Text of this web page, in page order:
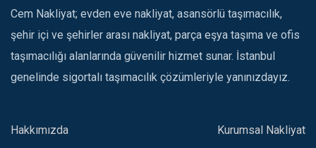
Cem Nakliyat; evden eve nakliyat, asansörlü taşımacılık,
şehir içi ve şehirler arası nakliyat, parça eşya taşıma ve ofis
taşımacılığı alanlarında güvenilir hizmet sunar. İstanbul
genelinde sigortalı taşımacılık çözümleriyle yanınızdayız.
Hakkımızda Kurumsal Nakliyat